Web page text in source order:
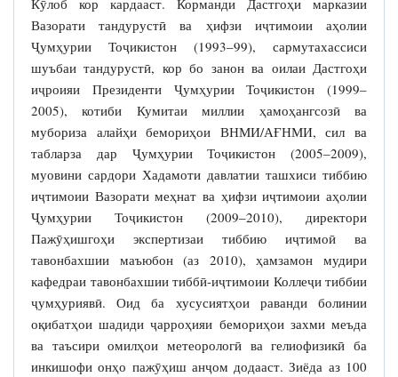
Кӯлоб кор кардааст. Корманди Дастгоҳи марказии
Вазорати тандурустӣ ва ҳифзи иҷтимоии аҳолии
Ҷумҳурии Тоҷикистон (1993–99), сармутахассиси
шуъбаи тандурустӣ, кор бо занон ва оилаи Дастгоҳи
иҷроияи Президенти Ҷумҳурии Тоҷикистон (1999–
2005), котиби Кумитаи миллии ҳамоҳангсозӣ ва
мубориза алайҳи бемориҳои ВНМИ/АҒНМИ, сил ва
табларза дар Ҷумҳурии Тоҷикистон (2005–2009),
муовини сардори Хадамоти давлатии ташхиси тиббию
иҷтимоии Вазорати меҳнат ва ҳифзи иҷтимоии аҳолии
Ҷумҳурии Тоҷикистон (2009–2010), директори
Пажӯҳишгоҳи экспертизаи тиббию иҷтимоӣ ва
тавонбахшии маъюбон (аз 2010), ҳамзамон мудири
кафедраи тавонбахшии тиббӣ-иҷтимоии Коллеҷи тиббии
ҷумҳуриявӣ. Оид ба хусусиятҳои раванди болинии
оқибатҳои шадиди ҷарроҳияи бемориҳои захми меъда
ва таъсири омилҳои метеорологӣ ва гелиофизикӣ ба
инкишофи онҳо пажӯҳиш анҷом додааст. Зиёда аз 100